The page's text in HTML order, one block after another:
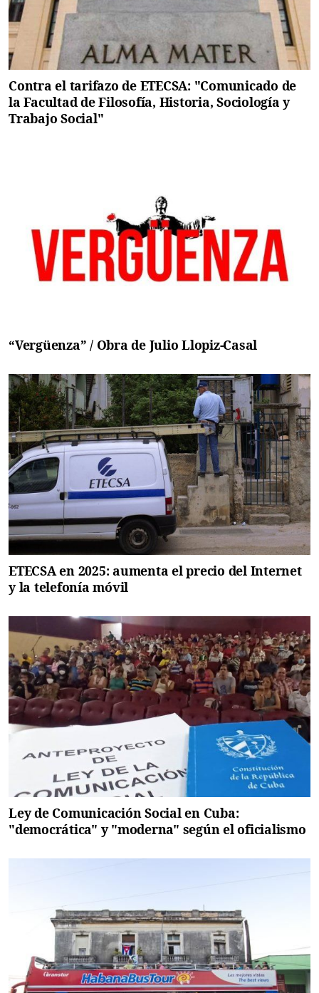
Contra el tarifazo de ETECSA: "Comunicado de
la Facultad de Filosofía, Historia, Sociología y
Trabajo Social"
“Vergüenza” / Obra de Julio Llopiz-Casal
ETECSA en 2025: aumenta el precio del Internet
y la telefonía móvil
Ley de Comunicación Social en Cuba:
"democrática" y "moderna" según el oficialismo